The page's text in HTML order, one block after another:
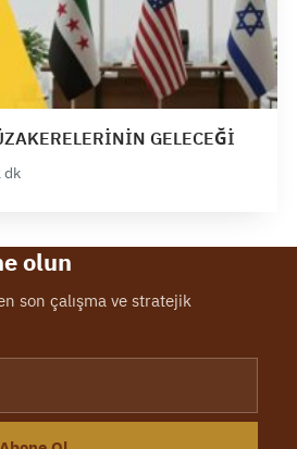
GELECEĞİ
dk
olun
son çalışma ve stratejik